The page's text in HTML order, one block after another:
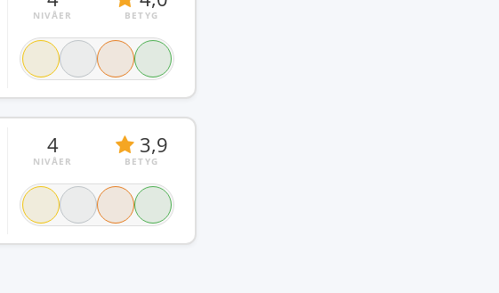
NIVÅER BETYG
4
NIVÅER
3,9
BETYG